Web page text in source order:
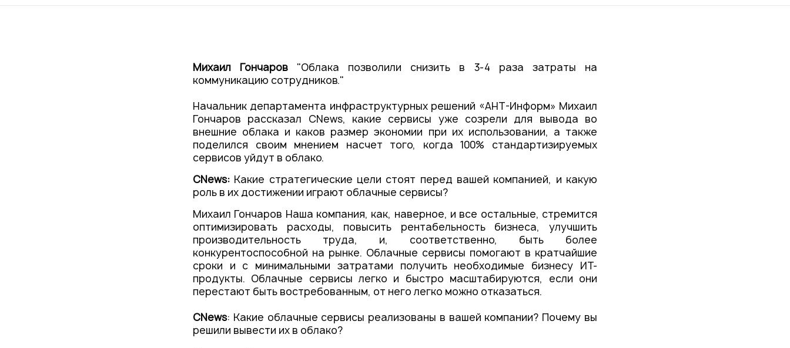
Михаил Гончаров "Облака позволили снизить в 3-4 раза затраты на
коммуникацию сотрудников."
Начальник департамента инфраструктурных решений «АНТ-Информ» Михаил
Гончаров рассказал CNews, какие сервисы уже созрели для вывода во
внешние облака и каков размер экономии при их использовании, а также
поделился своим мнением насчет того, когда 100% стандартизируемых
сервисов уйдут в облако.
CNews: Какие стратегические цели стоят перед вашей компанией, и какую
роль в их достижении играют облачные сервисы?
Михаил Гончаров Наша компания, как, наверное, и все остальные, стремится
оптимизировать расходы, повысить рентабельность бизнеса, улучшить
производительность труда, и, соответственно, быть более
конкурентоспособной на рынке. Облачные сервисы помогают в кратчайшие
сроки и с минимальными затратами получить необходимые бизнесу ИТ-
продукты. Облачные сервисы легко и быстро масштабируются, если они
перестают быть востребованным, от него легко можно отказаться.
CNews: Какие облачные сервисы реализованы в вашей компании? Почему вы
решили вывести их в облако?